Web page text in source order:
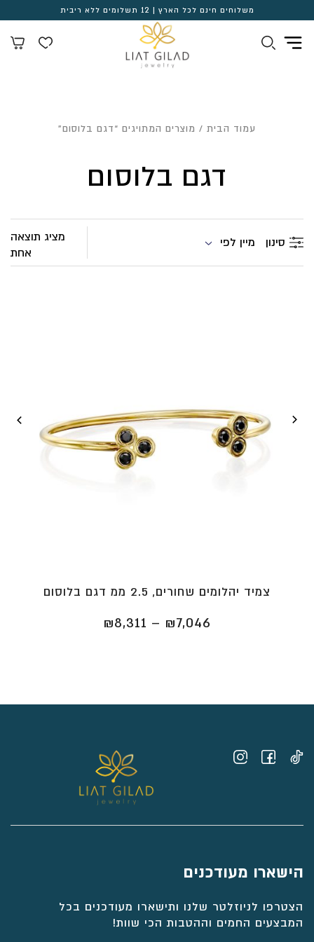
משלוחים חינם לכל הארץ | 12 תשלומים ללא ריבית
עמוד הבית / מוצרים המתויגים “דגם בלוסום”
דגם בלוסום
סינון מיין לפי
מציג תוצאה
אחת
צמיד יהלומים שחורים, 2.5 ממ דגם בלוסום
₪7,046
–
₪8,311
הישארו מעודכנים
הצטרפו לניוזלטר שלנו ותישארו מעודכנים בכל
המבצעים החמים וההטבות הכי שוות!